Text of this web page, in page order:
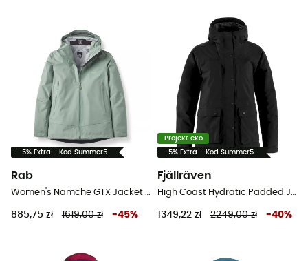
-5% Extra - Kod Summer5
Rab
Women's Namche GTX Jacket - Kurtka z membraną damska
885,75 zł 1619,00 zł -45%
Projekt eko
-5% Extra - Kod Summer5
Fjällräven
High Coast Hydratic Padded Jacket - Kurtka z membraną damska
1349,22 zł 2249,00 zł -40%